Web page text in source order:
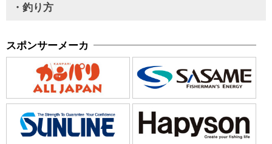
・釣り方
スポンサーメーカ